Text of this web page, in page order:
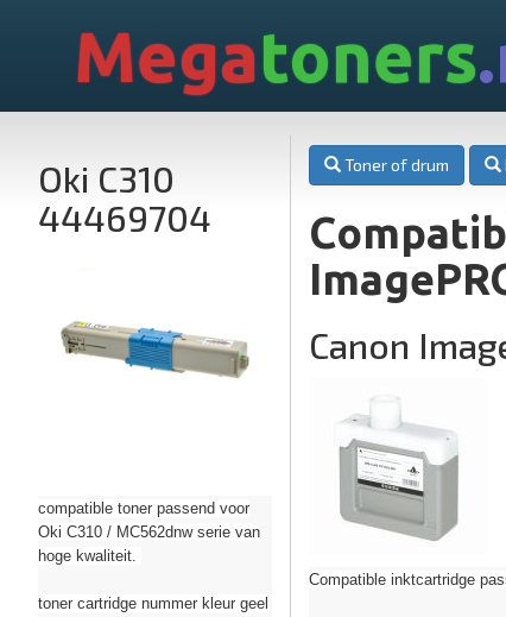
Megatoners
Oki C310
44469704
compatible toner passend voor
Oki C310 / MC562dnw serie van
hoge kwaliteit.
toner cartridge nummer kleur geel
Toner of drum
Canon
Compatible inktcartridge